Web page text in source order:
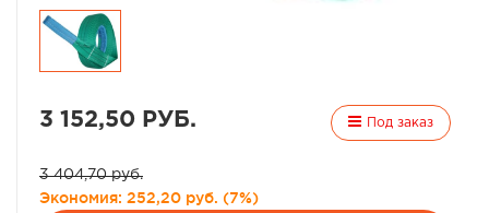
3 152,50 РУБ. Под заказ
3 404,70 руб.
Экономия: 252,20 руб. (7%)